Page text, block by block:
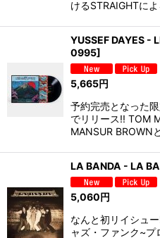
けるSTRAIGHTに
YUSSEF DAYES -
0995]
5,665円
予約完売となった
でリリース!! TOM
MANSUR BROWN
LA BANDA - LA
5,060円
なんと初リイシュ
ャズ・ファンク~